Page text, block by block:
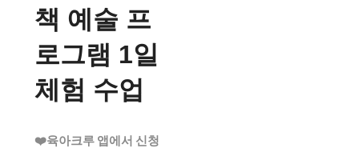
책 예술 프
로그램 1일
체험 수업
❤️육아크루 앱에서 신청